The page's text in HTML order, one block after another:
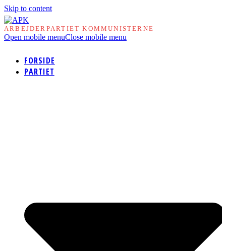
Skip to content
ARBEJDERPARTIET KOMMUNISTERNE
Open mobile menuClose mobile menu
FORSIDE
PARTIET